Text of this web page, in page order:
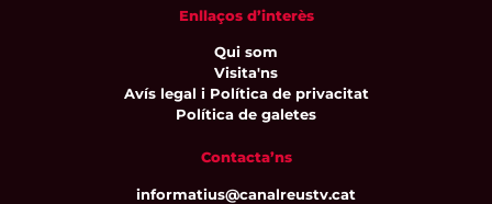
Enllaços d’interès
Qui som
Visita'ns
Avís legal i Política de privacitat
Política de galetes
Contacta’ns
informatius@canalreustv.cat